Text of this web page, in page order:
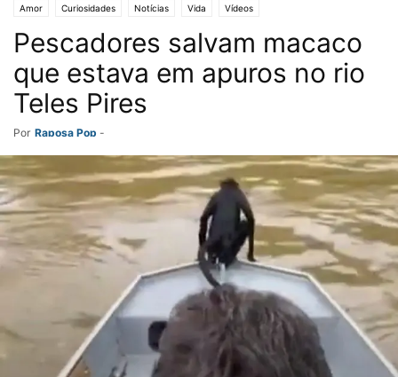
Amor Curiosidades Notícias Vida Vídeos
Pescadores salvam macaco
que estava em apuros no rio
Teles Pires
Por Raposa Pop -